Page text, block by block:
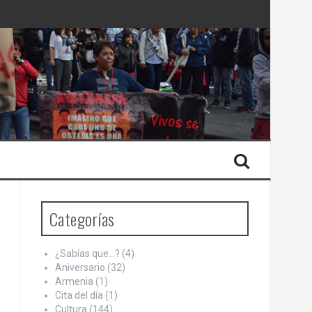
de Israel
Categorías
¿Sabías que…? (4)
Aniversario (32)
Armenia (1)
Cita del día (1)
Cultura (144)